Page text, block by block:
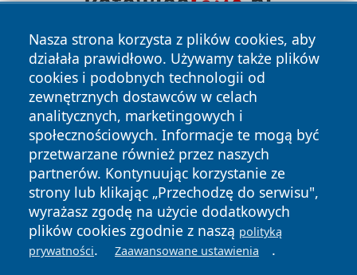
Nasza strona korzysta z plików cookies, aby
działała prawidłowo. Używamy także plików
cookies i podobnych technologii od
zewnętrznych dostawców w celach
analitycznych, marketingowych i
społecznościowych. Informacje te mogą być
przetwarzane również przez naszych
partnerów. Kontynuując korzystanie ze
strony lub klikając „Przechodzę do serwisu",
wyrażasz zgodę na użycie dodatkowych
plików cookies zgodnie z naszą polityką
prywatności. Zaawansowane ustawienia .
Copyright © 2026 lubinski24.pl Wszystkie prawa zastrzeżone.
News Autorzy
Polityka
Prywatności
Polityka
Cookies